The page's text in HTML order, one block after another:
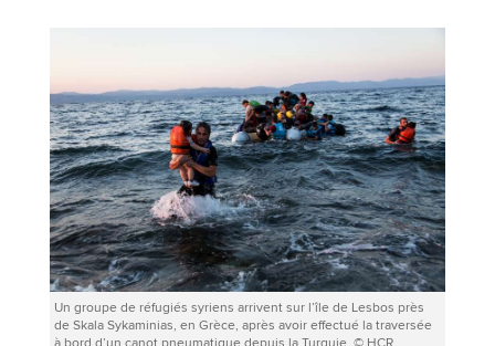
Un groupe de réfugiés syriens arrivent sur l’île de Lesbos près
de Skala Sykaminias, en Grèce, après avoir effectué la traversée